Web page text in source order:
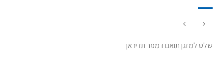
שלט למזגן תואם דמפר תדיראן